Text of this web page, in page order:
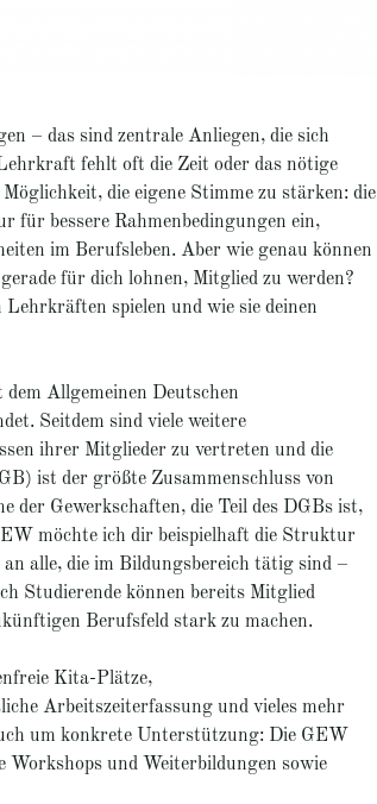
– das sind zentrale Anliegen, die sich
fehlt oft die Zeit oder das nötige
die eigene Stimme zu stärken: die
für bessere Rahmenbedingungen ein,
im Berufsleben. Aber wie genau können
für dich lohnen, Mitglied zu werden?
spielen und wie sie deinen
Allgemeinen Deutschen
Seitdem sind viele weitere
ihrer Mitglieder zu vertreten und die
ist der größte Zusammenschluss von
der Gewerkschaften, die Teil des DGBs ist,
möchte ich dir beispielhaft die Struktur
alle, die im Bildungsbereich tätig sind –
Studierende können bereits Mitglied
Berufsfeld stark zu machen.
Kita-Plätze,
Arbeitszeiterfassung und vieles mehr
um konkrete Unterstützung: Die GEW
Workshops und Weiterbildungen sowie